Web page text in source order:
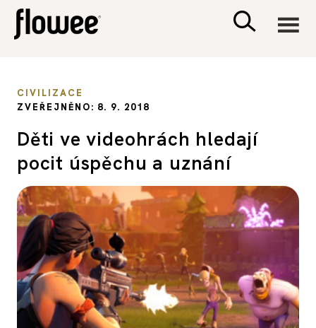
PSYCHOLOGIE
RODINA A DĚTI
SEX A VZTAHY
PORADNA
CIVILIZACE
ZVEŘEJNĚNO: 8. 9. 2018
Děti ve videohrách hledají
pocit úspěchu a uznání